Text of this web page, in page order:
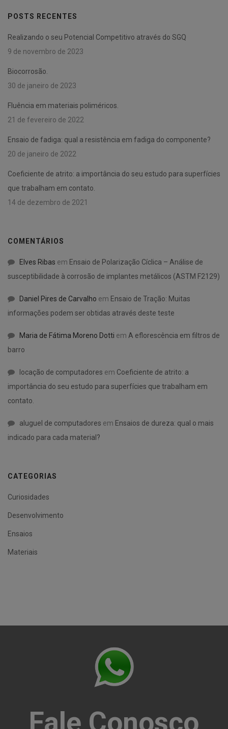
POSTS RECENTES
Realizando o seu Potencial Competitivo através do SGQ
9 de novembro de 2023
Biocorrosão.
30 de janeiro de 2023
Fluência em materiais poliméricos.
21 de fevereiro de 2022
Ensaio de fadiga: qual a resistência em fadiga do componente?
20 de janeiro de 2022
Coeficiente de atrito: a importância do seu estudo para superfícies
que trabalham em contato.
14 de dezembro de 2021
COMENTÁRIOS
Elves Ribas em Ensaio de Polarização Cíclica – Análise de
susceptibilidade à corrosão de implantes metálicos (ASTM F2129)
Daniel Pires de Carvalho em Ensaio de Tração: Muitas
informações podem ser obtidas através deste teste
Maria de Fátima Moreno Dotti em A eflorescência em filtros de
barro
locação de computadores em Coeficiente de atrito: a
importância do seu estudo para superfícies que trabalham em
contato.
aluguel de computadores em Ensaios de dureza: qual o mais
indicado para cada material?
CATEGORIAS
Curiosidades
Desenvolvimento
Ensaios
Materiais
Fale Conosco